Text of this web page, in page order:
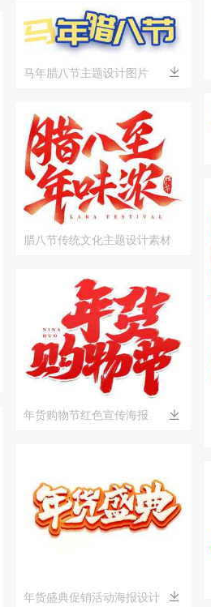
马年腊八节主题设计图片
腊八节传统文化主题设计素材
年货购物节红色宣传海报
年货盛典促销活动海报设计